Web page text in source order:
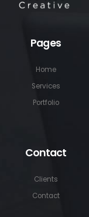
Pages
Home
Services
Portfolio
Contact
Clients
Contact